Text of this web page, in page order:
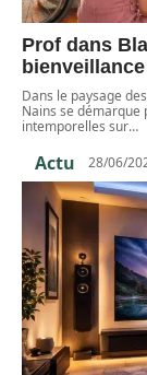
Prof dans
Dans le paysage
Nains se démarque
intemporelles sur…
Actu 28/06/